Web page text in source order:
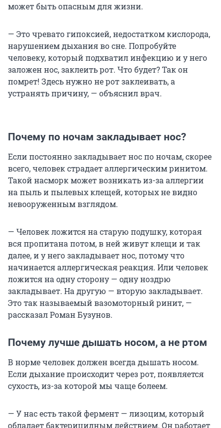
может быть опасным для жизни.
— Это чревато гипоксией, недостатком кислорода,
нарушением дыхания во сне. Попробуйте
человеку, который подхватил инфекцию и у него
заложен нос, заклеить рот. Что будет? Так он
помрет! Здесь нужно не рот заклеивать, а
устранять причину, — объяснил врач.
Почему по ночам закладывает нос?
Если постоянно закладывает нос по ночам, скорее
всего, человек страдает аллергическим ринитом.
Такой насморк может возникать из-за аллергии
на пыль и пылевых клещей, которых не видно
невооруженным взглядом.
— Человек ложится на старую подушку, которая
вся пропитана потом, в ней живут клещи и так
далее, и у него закладывает нос, потому что
начинается аллергическая реакция. Или человек
ложится на одну сторону — одну ноздрю
закладывает. На другую — вторую закладывает.
Это так называемый вазомоторный ринит, —
рассказал Роман Бузунов.
Почему лучше дышать носом, а не ртом
В норме человек должен всегда дышать носом.
Если дыхание происходит через рот, появляется
сухость, из-за которой мы чаще болеем.
— У нас есть такой фермент — лизоцим, который
обладает бактерицидным действием. Он работает